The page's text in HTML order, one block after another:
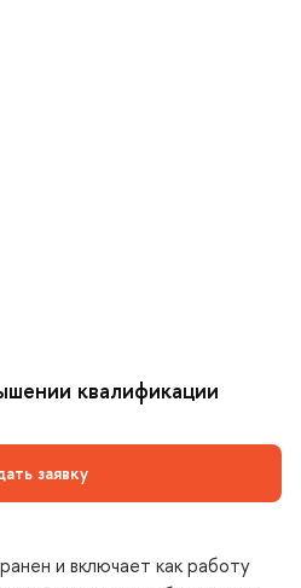
заявку
квалификации
и включает как работу